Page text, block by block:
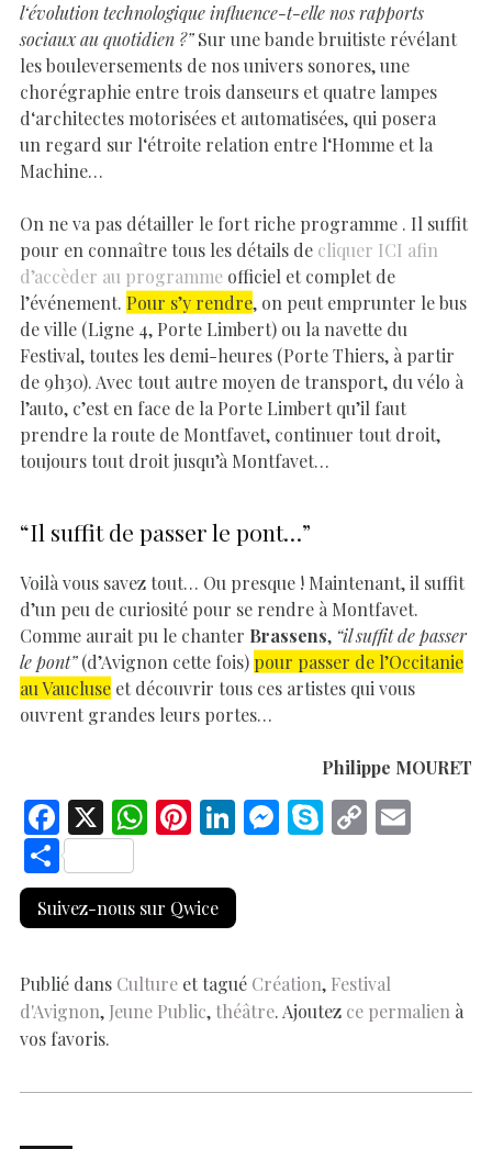
l‘évolution technologique influence-t-elle nos rapports
sociaux au quotidien ?”Sur une bande bruitiste révélant
les bouleversements de nos univers sonores, une
chorégraphie entre trois danseurs et quatre lampes
d‘architectes motorisées et automatisées, qui posera
un regard sur l‘étroite relation entre l‘Homme et la
Machine…
On ne va pas détailler le fort riche programme . Il suffit
pour en connaître tous les détails de cliquer ICI afin
d’accèder au programme officiel et complet de
l’événement. Pour s’y rendre, on peut emprunter le bus
de ville (Ligne 4, Porte Limbert) ou la navette du
Festival, toutes les demi-heures (Porte Thiers, à partir
de 9h30). Avec tout autre moyen de transport, du vélo à
l’auto, c’est en face de la Porte Limbert qu’il faut
prendre la route de Montfavet, continuer tout droit,
toujours tout droit jusqu’à Montfavet…
“Il suffit de passer le pont…”
Voilà vous savez tout… Ou presque ! Maintenant, il suffit
d’un peu de curiosité pour se rendre à Montfavet.
Comme aurait pu le chanter Brassens, “il suffit de passer
le pont”(d’Avignon cette fois) pour passer de l’Occitanie
au Vaucluse et découvrir tous ces artistes qui vous
ouvrent grandes leurs portes…
Philippe MOURET
F
ac
e
b
o
k
X W
at
s
p
p
Pi
er
es
Li
k
e
n
M
er
S C
n
k
S
h
ar
Suivez-nous sur Qwice
Publié dans Culture et tagué Création, Festival
d'Avignon, Jeune Public, théâtre. Ajoutez ce permalien à
vos favoris.